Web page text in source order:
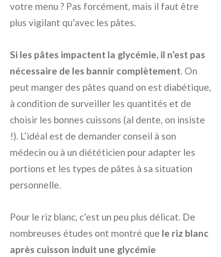
votre menu ? Pas forcément, mais il faut être
plus vigilant qu’avec les pâtes.
Si les pâtes impactent la glycémie, il n’est pas
nécessaire de les bannir complètement. On
peut manger des pâtes quand on est diabétique,
à condition de surveiller les quantités et de
choisir les bonnes cuissons (al dente, on insiste
!). L’idéal est de demander conseil à son
médecin ou à un diététicien pour adapter les
portions et les types de pâtes à sa situation
personnelle.
Pour le riz blanc, c’est un peu plus délicat. De
nombreuses études ont montré que le riz blanc
après cuisson induit une glycémie